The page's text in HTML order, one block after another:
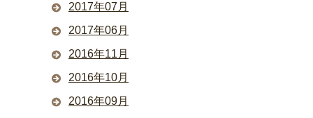
2017年07月
2017年06月
2016年11月
2016年10月
2016年09月